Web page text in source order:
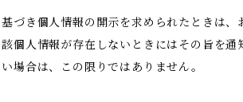
づき個人情報の開示を求められたときは
個人情報が存在しないときにはその旨を
場合は、この限りではありません。